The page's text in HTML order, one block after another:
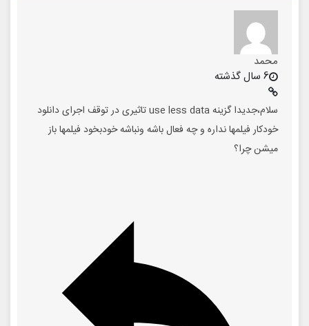
محمد
6 سال گذشته
سلام،جدیدا گزینه use less data تاثیری در توقف اجرای دانلود
خودکار فیلمها نداره و چه فعال باشه ونباشه خودبخود فیلمها باز
میشن چرا؟